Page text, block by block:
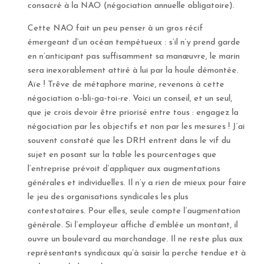
consacré à la NAO (négociation annuelle obligatoire).
Cette NAO fait un peu penser à un gros récif
émergeant d’un océan tempétueux : s’il n’y prend garde
en n’anticipant pas suffisamment sa manœuvre, le marin
sera inexorablement attiré à lui par la houle démontée.
Aïe ! Trêve de métaphore marine, revenons à cette
négociation o-bli-ga-toi-re. Voici un conseil, et un seul,
que je crois devoir être priorisé entre tous : engagez la
négociation par les objectifs et non par les mesures ! J’ai
souvent constaté que les DRH entrent dans le vif du
sujet en posant sur la table les pourcentages que
l’entreprise prévoit d’appliquer aux augmentations
générales et individuelles. Il n’y a rien de mieux pour faire
le jeu des organisations syndicales les plus
contestataires. Pour elles, seule compte l’augmentation
générale. Si l’employeur affiche d‘emblée un montant, il
ouvre un boulevard au marchandage. Il ne reste plus aux
représentants syndicaux qu’à saisir la perche tendue et à